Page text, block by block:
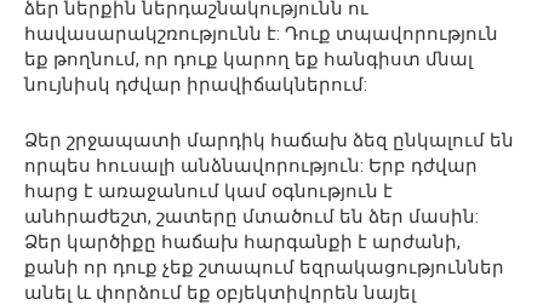
ձեր ներքին ներդաշնակությունն ու
հավասարակշռությունն է: Դուք տպավորություն
եք թողնում, որ դուք կարող եք հանգիստ մնալ
նույնիսկ դժվար իրավիճակներում:
Ձեր շրջապատի մարդիկ հաճախ ձեզ ընկալում են
որպես հուսալի անձնավորություն: Երբ դժվար
հարց է առաջանում կամ օգնություն է
անհրաժեշտ, շատերը մտածում են ձեր մասին:
Ձեր կարծիքը հաճախ հարգանքի է արժանի,
քանի որ դուք չեք շտապում եզրակացություններ
անել և փորձում եք օբյեկտիվորեն նայել